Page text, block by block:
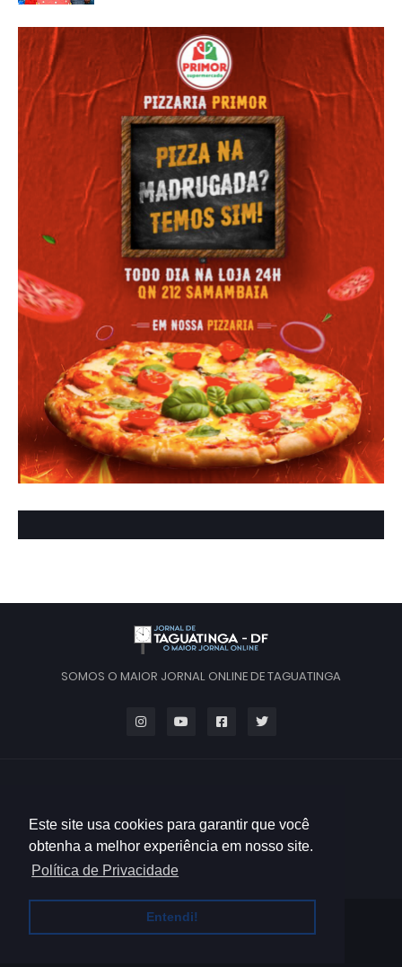
Este site usa cookies para garantir que você
obtenha a melhor experiência em nosso site.
Política de Privacidade
Entendi!
SOMOS O MAIOR JORNAL ONLINE DE TAGUATINGA
HOME QUEM SOMOS
CONTATO